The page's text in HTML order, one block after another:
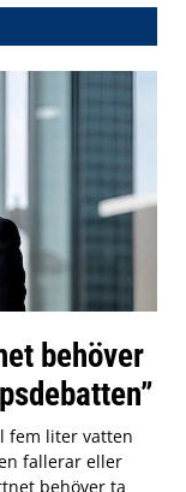
behöver
fem liter vatten
fallerar eller
behöver ta